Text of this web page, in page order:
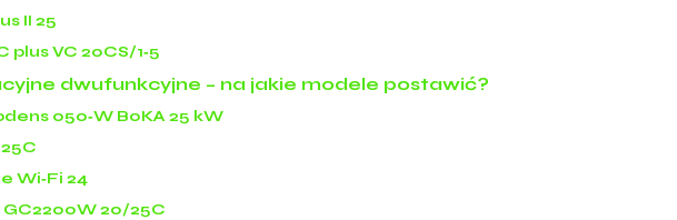
II 25
VC 20CS/1‑5
dwufunkcyjne – na jakie modele postawić?
050‑W B0KA 25 kW
Wi‑Fi 24
20/25C